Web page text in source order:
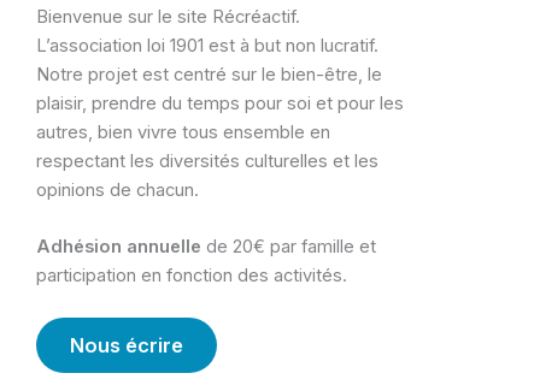
Bienvenue sur le site Récréactif.
L’association loi 1901 est à but non lucratif.
Notre projet est centré sur le bien-être, le
plaisir, prendre du temps pour soi et pour les
autres, bien vivre tous ensemble en
respectant les diversités culturelles et les
opinions de chacun.
Adhésion annuelle de 20€ par famille et
participation en fonction des activités.
Nous écrire